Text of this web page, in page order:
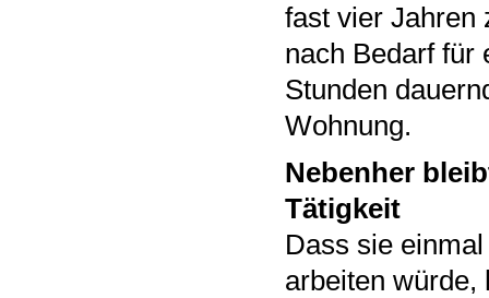
fast vier Jahren
nach Bedarf für
Stunden
Wohnung.
Nebenher
Tätigkeit
Dass sie
arbeiten würde,